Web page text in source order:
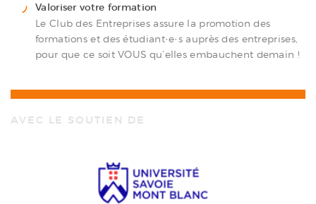
Valoriser votre formation
Le Club des Entreprises assure la promotion des
formations et des étudiant·e·s auprès des entreprises,
pour que ce soit VOUS qu’elles embauchent demain !
AVEC LE SOUTIEN DE